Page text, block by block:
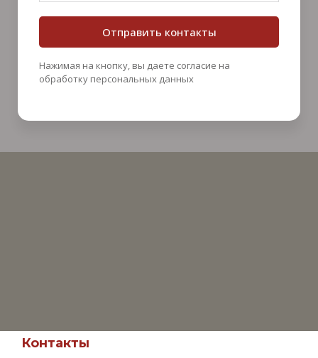
Отправить контакты
Нажимая на кнопку, вы даете согласие на
обработку персональных данных
Контакты